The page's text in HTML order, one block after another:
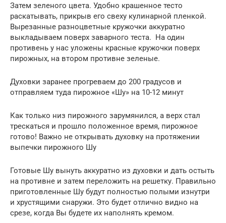
Затем зеленого цвета. Удобно крашенное тесто
раскатывать, прикрыв его свеху кулинарной пленкой.
Вырезанные разноцветные кружочки аккуратно
выкладываем поверх заварного теста. На один
противень у нас уложены красные кружочки поверх
пирожных, на втором противне зеленые.
Духовки заранее прогреваем до 200 градусов и
отправляем туда пирожное «Шу» на 10-12 минут
Как только низ пирожного зарумянился, а верх стал
трескаться и прошло положенное время, пирожное
готово! Важно не открывать духовку на протяжении
выпечки пирожного Шу
Готовые Шу вынуть аккуратно из духовки и дать остыть
на противне и затем переложить на решетку. Правильно
приготовленные Шу будут полностью полыми изнутри
и хрустящими снаружи. Это будет отлично видно на
срезе, когда Вы будете их наполнять кремом.